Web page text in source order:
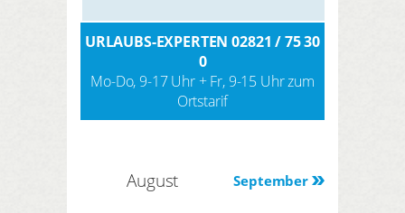
URLAUBS-EXPERTEN 02821 / 75 30
0
Mo-Do, 9-17 Uhr + Fr, 9-15 Uhr zum
Ortstarif
September
August